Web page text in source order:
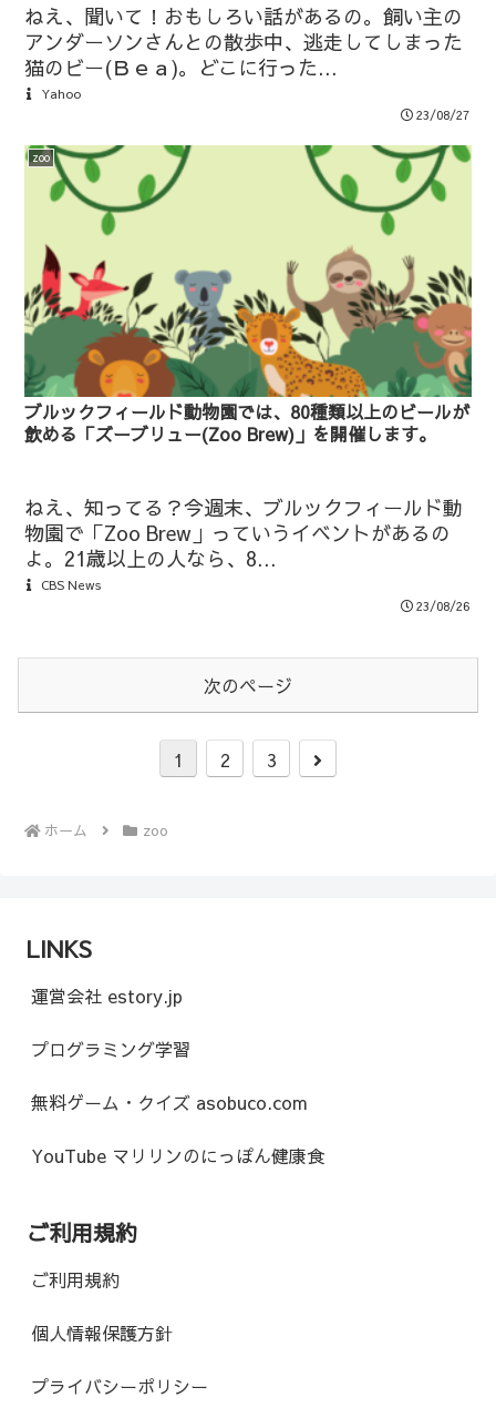
ねえ、聞いて！おもしろい話があるの。飼い主の
アンダーソンさんとの散歩中、逃走してしまった
猫のビー(Ｂｅａ)。どこに行った...
Yahoo
23/08/27
zoo
ブルックフィールド動物園では、80種類以上のビールが
飲める「ズーブリュー(Zoo Brew)」を開催します。
ねえ、知ってる？今週末、ブルックフィールド動
物園で「Zoo Brew」っていうイベントがあるの
よ。21歳以上の人なら、8...
CBS News
23/08/26
次のページ
1 2 3
次
ホーム zoo
LINKS
運営会社 estory.jp
プログラミング学習
無料ゲーム・クイズ asobuco.com
YouTube マリリンのにっぽん健康食
ご利用規約
ご利用規約
個人情報保護方針
プライバシーポリシー